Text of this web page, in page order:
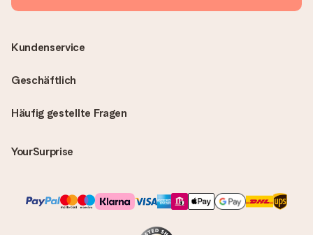
Häufig gestellte Fragen
YourSurprise
Kundenservice
Geschäftlich